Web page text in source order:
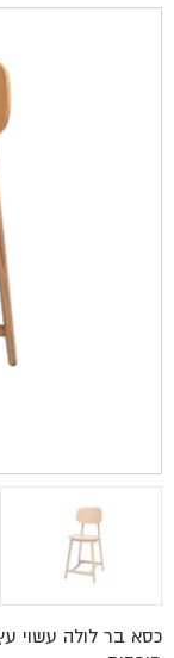
כסא בר לולה עשוי